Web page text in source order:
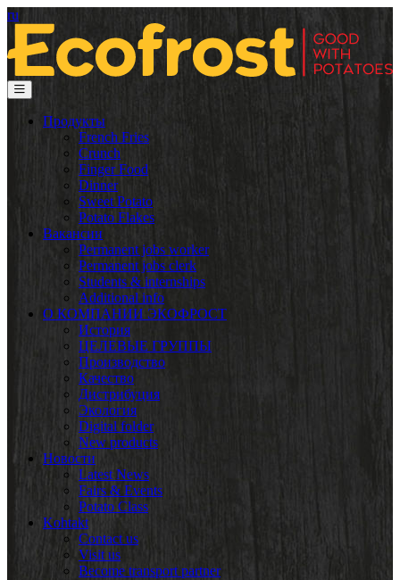
ru
Продукты
French Fries
Crunch
Finger Food
Dinner
Sweet Potato
Potato Flakes
Вакансии
Permanent jobs worker
Permanent jobs clerk
Students & internships
Additional info
О КОМПАНИИ ЭКОФРОСТ
История
ЦЕЛЕВЫЕ ГРУППЫ
Производство
Качество
Дистрибуция
Экология
Digital folder
New products
Новости
Latest News
Fairs & Events
Potato Class
Kohtakt
Contact us
Visit us
Become transport partner